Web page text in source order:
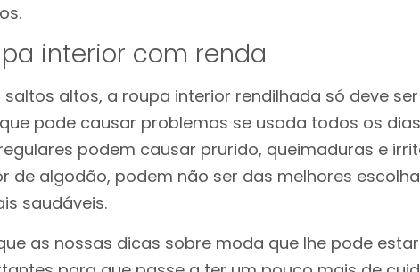
interior com renda
altos, a roupa interior rendilhada só deve
pode causar problemas se usada todos os
podem causar prurido, queimaduras e
de algodão, podem não ser das melhores
saudáveis.
as nossas dicas sobre moda que lhe pode